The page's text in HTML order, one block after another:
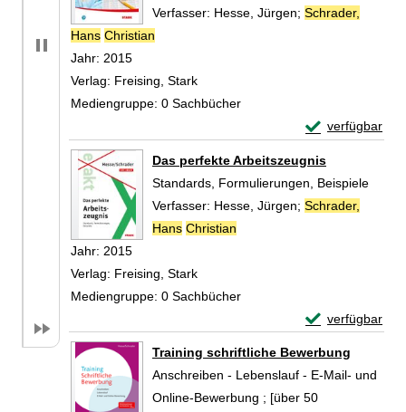
Verfasser: Hesse, Jürgen; Schrader,
Hans Christian
Jahr: 2015
Verlag: Freising, Stark
Mediengruppe: 0 Sachbücher
verfügbar
Exemplar-
Das perfekte Arbeitszeugnis
Standards, Formulierungen, Beispiele
Verfasser: Hesse, Jürgen; Schrader,
Hans Christian
Jahr: 2015
Verlag: Freising, Stark
Mediengruppe: 0 Sachbücher
verfügbar
Exemplar-
Training schriftliche Bewerbung
Anschreiben - Lebenslauf - E-Mail- und
Online-Bewerbung ; [über 50